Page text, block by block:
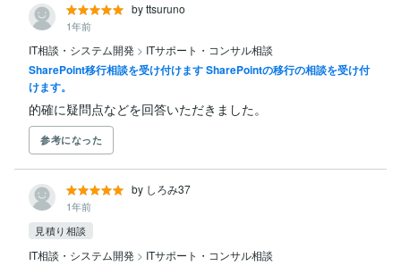
by ttsuruno
1年前
IT相談・システム開発 > ITサポート・コンサル相談
SharePoint移行相談を受け付けます SharePointの移行の相談を受け付
けます。
的確に疑問点などを回答いただきました。
参考になった
by しろみ37
1年前
見積り相談
IT相談・システム開発 > ITサポート・コンサル相談